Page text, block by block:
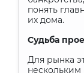
понять
их дома.
Судьба
Для рынка